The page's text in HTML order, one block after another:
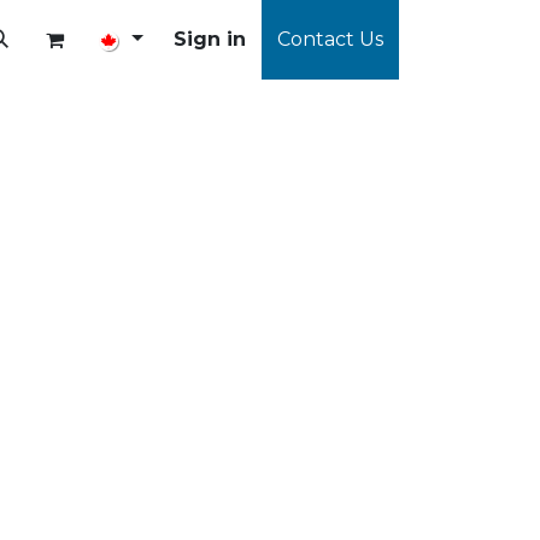
Sign in Contact Us